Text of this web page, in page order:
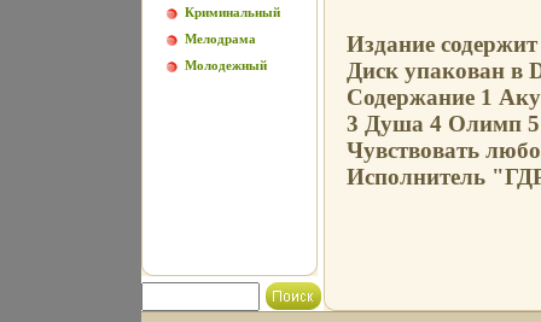
Криминальный
Мелодрама
Молодежный
Издание
Диск упакован в
Содержание 1
3 Душа 4 Олимп 5
Чувствовать
Исполнитель